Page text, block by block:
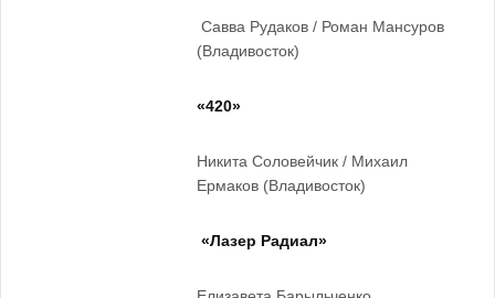
Савва Рудаков / Роман Мансуров
(Владивосток)
«420»
Никита Соловейчик / Михаил
Ермаков (Владивосток)
«Лазер Радиал»